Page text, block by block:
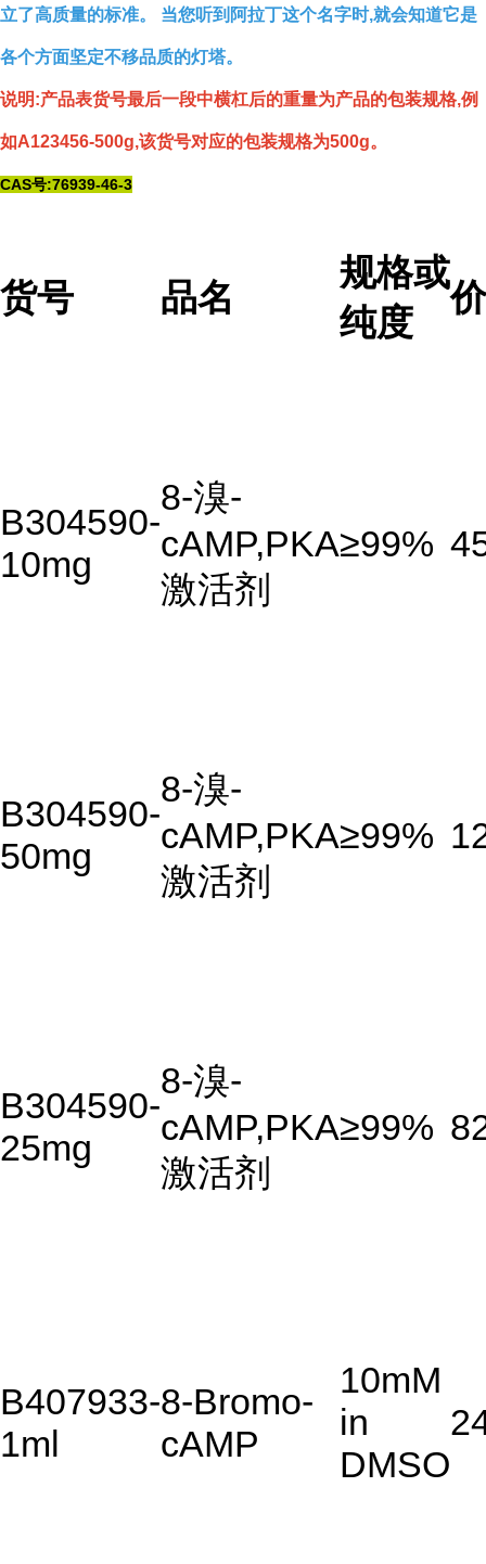
立了高质量的标准。 当您听到阿拉丁这个名字时,就会知道它是
各个方面坚定不移品质的灯塔。
说明:产品表货号最后一段中横杠后的重量为产品的包装规格,例
如A123456-500g,该货号对应的包装规格为500g。
CAS号:76939-46-3
货号 品名
规格或
纯度
B304590-
10mg
8-溴-
cAMP,PKA
激活剂
≥99%
B304590-
50mg
8-溴-
cAMP,PKA
激活剂
≥99%
B304590-
25mg
8-溴-
cAMP,PKA
激活剂
≥99%
B407933-
1ml
8-Bromo-
cAMP
10mM
in
DMSO